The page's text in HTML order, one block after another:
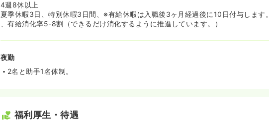
4週8休以上
夏季休暇3日、特別休暇3日間、※有給休暇は入職後3ヶ月経過後に10日付与します。
、有給消化率5-8割（できるだけ消化するように推進しています。）
夜勤
2名と助手1名体制。
福利厚生・待遇